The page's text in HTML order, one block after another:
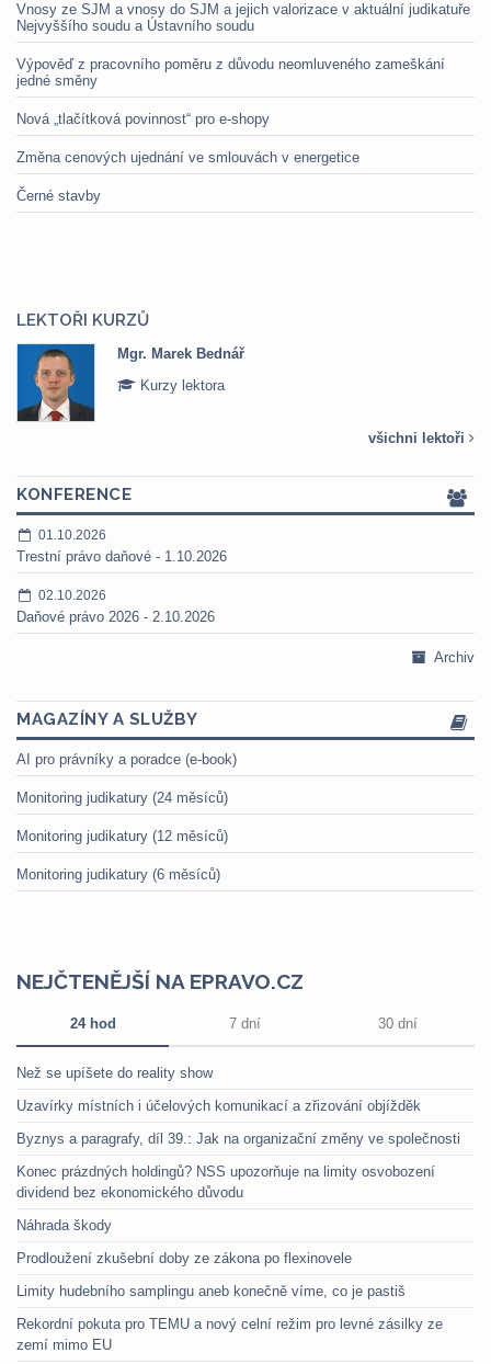
Vnosy ze SJM a vnosy do SJM a jejich valorizace v aktuální judikatuře
Nejvyššího soudu a Ústavního soudu
Výpověď z pracovního poměru z důvodu neomluveného zameškání
jedné směny
Nová „tlačítková povinnost“ pro e-shopy
Změna cenových ujednání ve smlouvách v energetice
Černé stavby
LEKTOŘI KURZŮ
Mgr. Marek Bednář
Kurzy lektora
všichni lektoři
KONFERENCE
01.10.2026
Trestní právo daňové - 1.10.2026
02.10.2026
Daňové právo 2026 - 2.10.2026
Archiv
MAGAZÍNY A SLUŽBY
AI pro právníky a poradce (e-book)
Monitoring judikatury (24 měsíců)
Monitoring judikatury (12 měsíců)
Monitoring judikatury (6 měsíců)
NEJČTENĚJŠÍ NA EPRAVO.CZ
24 hod 7 dní 30 dní
Než se upíšete do reality show
Uzavírky místních i účelových komunikací a zřizování objížděk
Byznys a paragrafy, díl 39.: Jak na organizační změny ve společnosti
Konec prázdných holdingů? NSS upozorňuje na limity osvobození
dividend bez ekonomického důvodu
Náhrada škody
Prodloužení zkušební doby ze zákona po flexinovele
Limity hudebního samplingu aneb konečně víme, co je pastiš
Rekordní pokuta pro TEMU a nový celní režim pro levné zásilky ze
zemí mimo EU